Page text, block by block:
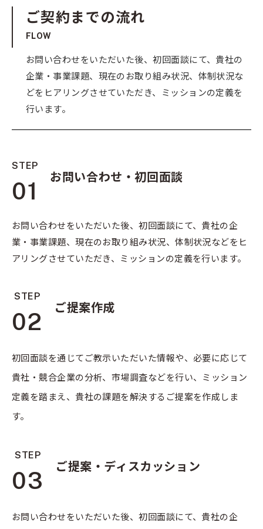
ご契約までの流れ
FLOW
お問い合わせをいただいた後、初回面談にて、貴社の
企業・事業課題、現在のお取り組み状況、体制状況な
どをヒアリングさせていただき、ミッションの定義を
行います。
STEP
01
お問い合わせ・初回面談
お問い合わせをいただいた後、初回面談にて、貴社の企
業・事業課題、現在のお取り組み状況、体制状況などをヒ
アリングさせていただき、ミッションの定義を行います。
STEP
02
ご提案作成
初回面談を通じてご教示いただいた情報や、必要に応じて
貴社・競合企業の分析、市場調査などを行い、ミッション
定義を踏まえ、貴社の課題を解決するご提案を作成しま
す。
STEP
03
ご提案・ディスカッション
お問い合わせをいただいた後、初回面談にて、貴社の企